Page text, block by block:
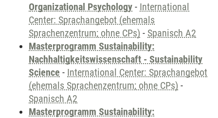
Organizational Psychology - International
Center: Sprachangebot (ehemals
Sprachenzentrum; ohne CPs) - Spanisch A2
Masterprogramm Sustainability:
Nachhaltigkeitswissenschaft - Sustainability
Science - International Center: Sprachangebot
(ehemals Sprachenzentrum; ohne CPs) -
Spanisch A2
Masterprogramm Sustainability: